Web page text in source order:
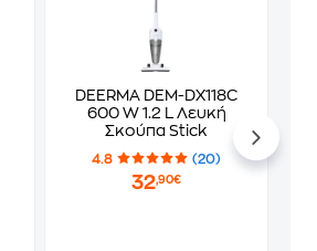
DEERMA DEM-DX118C
600 W 1.2 L Λευκή
Σκούπα Stick
4.8 (20)
32,90€